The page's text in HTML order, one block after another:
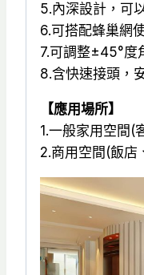
使
用-
TJ2
Lighting
數
量
5.內深設計，可
6.可搭配蜂巢網
7.可調整±45°度
8.含快速接頭，
【應用場所】
1.一般家用空間(
2.商用空間(飯店